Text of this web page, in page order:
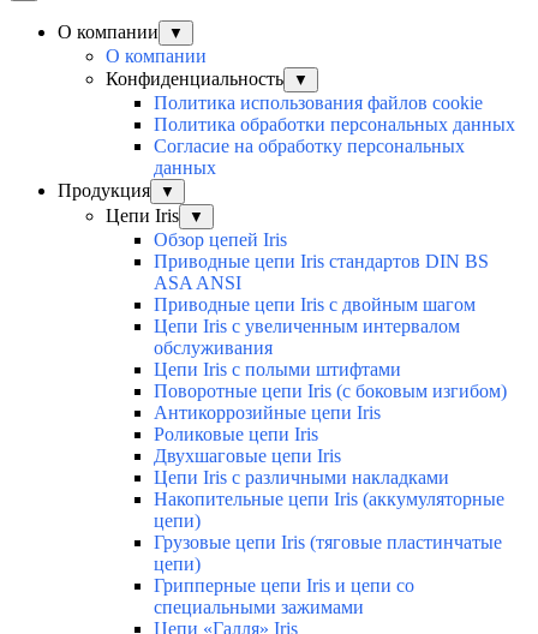
О компании ▼
О компании
Конфиденциальность
▼
Политика использования файлов cookie
Политика обработки персональных данных
Согласие на обработку персональных
данных
Продукция
▼
Цепи Iris ▼
Обзор цепей Iris
Приводные цепи Iris стандартов DIN BS
ASA ANSI
Приводные цепи Iris с двойным шагом
Цепи Iris с увеличенным интервалом
обслуживания
Цепи Iris с полыми штифтами
Поворотные цепи Iris (с боковым изгибом)
Антикоррозийные цепи Iris
Роликовые цепи Iris
Двухшаговые цепи Iris
Цепи Iris с различными накладками
Накопительные цепи Iris (аккумуляторные
цепи)
Грузовые цепи Iris (тяговые пластинчатые
цепи)
Грипперные цепи Iris и цепи со
специальными зажимами
Цепи «Галля» Iris